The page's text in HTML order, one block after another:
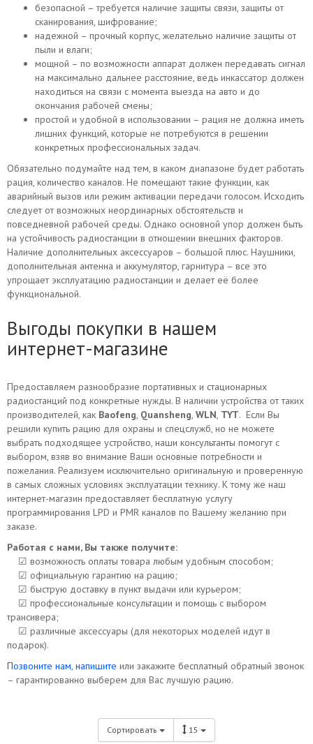
безопасной – требуется наличие защиты связи, защиты от
сканирования, шифрование;
надежной – прочный корпус, желательно наличие защиты от
пыли и влаги;
мощной – по возможности аппарат должен передавать сигнал
на максимально дальнее расстояние, ведь инкассатор должен
находиться на связи с момента выезда на авто и до
окончания рабочей смены;
простой и удобной в использовании – рация не должна иметь
лишних функций, которые не потребуются в решении
конкретных профессиональных задач.
Обязательно подумайте над тем, в каком диапазоне будет работать
рация, количество каналов. Не помещают такие функции, как
аварийный вызов или режим активации передачи голосом. Исходить
следует от возможных неординарных обстоятельств и
повседневной рабочей среды. Однако основной упор должен быть
на устойчивость радиостанции в отношении внешних факторов.
Наличие дополнительных аксессуаров – большой плюс. Наушники,
дополнительная антенна и аккумулятор, гарнитура – все это
упрощает эксплуатацию радиостанции и делает её более
функциональной.
Выгоды покупки в нашем
интернет-магазине
Предоставляем разнообразие портативных и стационарных
радиостанций под конкретные нужды. В наличии устройства от таких
производителей, как Baofeng, Quansheng, WLN, TYT. Если Вы
решили купить рацию для охраны и спецслужб, но не можете
выбрать подходящее устройство, наши консультанты помогут с
выбором, взяв во внимание Ваши основные потребности и
пожелания. Реализуем исключительно оригинальную и проверенную
в самых сложных условиях эксплуатации технику. К тому же наш
интернет-магазин предоставляет бесплатную услугу
программирования LPD и PMR каналов по Вашему желанию при
заказе.
Работая с нами, Вы также получите:
☑ возможность оплаты товара любым удобным способом;
☑ официальную гарантию на рацию;
☑ быструю доставку в пункт выдачи или курьером;
☑ профессиональные консультации и помощь с выбором
трансивера;
☑ различные аксессуары (для некоторых моделей идут в
подарок).
Позвоните нам, напишите или закажите бесплатный обратный звонок
– гарантированно выберем для Вас лучшую рацию.
Сортировать 15